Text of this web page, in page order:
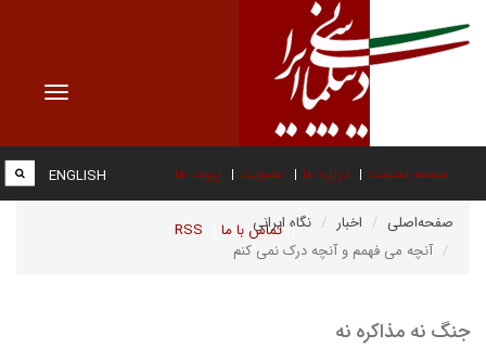
Toggle
صفحه نخست درباره ما عضویت پیوند ها
تماس با ما RSS
ENGLISH
صفحه‌اصلی اخبار
نگاه ایرانی
آنچه می فهمم و آنچه درک نمی کنم
جنگ نه مذاکره نه